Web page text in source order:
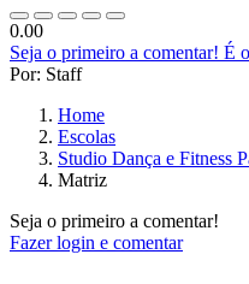
0.00
Seja o primeiro a comentar! É
Por: Staff
Home
Escolas
Studio Dança e Fitness
Matriz
Seja o primeiro a comentar!
Fazer login e comentar